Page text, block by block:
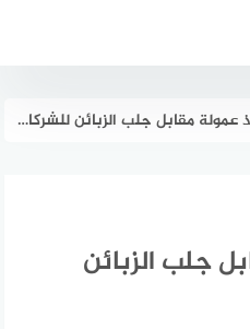
مقابل جلب الزبائن للشركات
جلب الزبائن